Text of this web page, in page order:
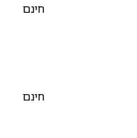
חינם
חינם